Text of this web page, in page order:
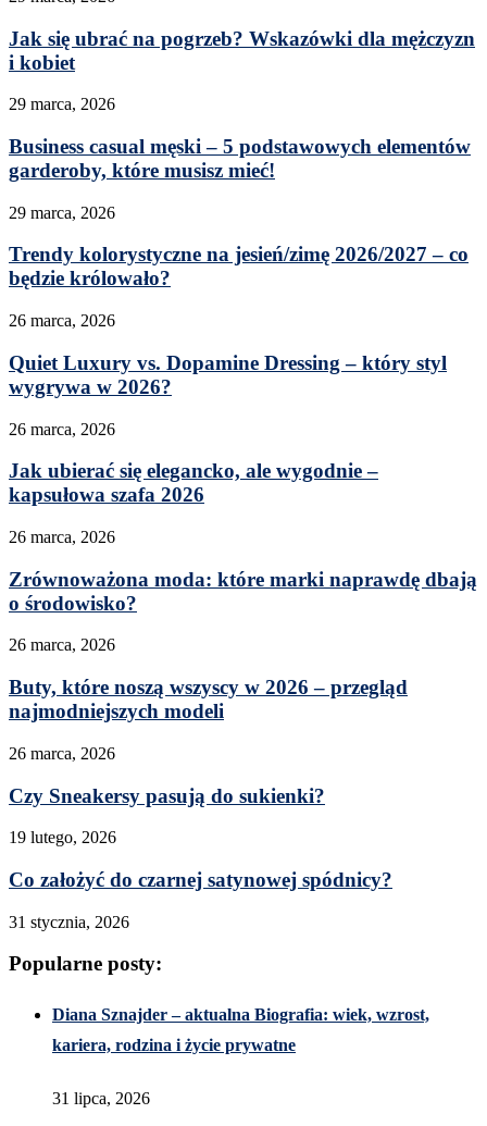
Jak się ubrać na pogrzeb? Wskazówki dla mężczyzn
i kobiet
29 marca, 2026
Business casual męski – 5 podstawowych elementów
garderoby, które musisz mieć!
29 marca, 2026
Trendy kolorystyczne na jesień/zimę 2026/2027 – co
będzie królowało?
26 marca, 2026
Quiet Luxury vs. Dopamine Dressing – który styl
wygrywa w 2026?
26 marca, 2026
Jak ubierać się elegancko, ale wygodnie –
kapsułowa szafa 2026
26 marca, 2026
Zrównoważona moda: które marki naprawdę dbają
o środowisko?
26 marca, 2026
Buty, które noszą wszyscy w 2026 – przegląd
najmodniejszych modeli
26 marca, 2026
Czy Sneakersy pasują do sukienki?
19 lutego, 2026
Co założyć do czarnej satynowej spódnicy?
31 stycznia, 2026
Popularne posty:
Diana Sznajder – aktualna Biografia: wiek, wzrost,
kariera, rodzina i życie prywatne
31 lipca, 2026